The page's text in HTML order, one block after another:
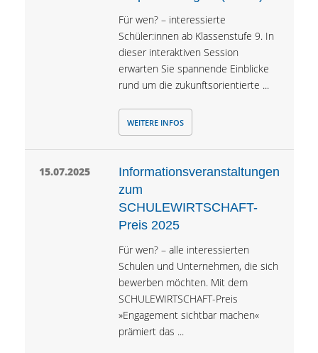
Für wen? – interessierte
Schüler:innen ab Klassenstufe 9. In
dieser interaktiven Session
erwarten Sie spannende Einblicke
rund um die zukunftsorientierte ...
WEITERE INFOS
15.07.2025
Informationsveranstaltungen
zum
SCHULEWIRTSCHAFT-
Preis 2025
Für wen? – alle interessierten
Schulen und Unternehmen, die sich
bewerben möchten. Mit dem
SCHULEWIRTSCHAFT-Preis
»Engagement sichtbar machen«
prämiert das ...